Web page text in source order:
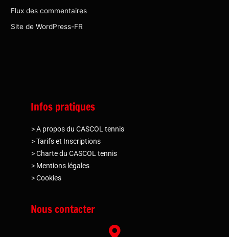
Flux des commentaires
Site de WordPress-FR
Infos pratiques
>A propos du CASCOL tennis
>Tarifs et Inscriptions
>Charte du CASCOL tennis
> Mentions légales
>Cookies
Nous contacter